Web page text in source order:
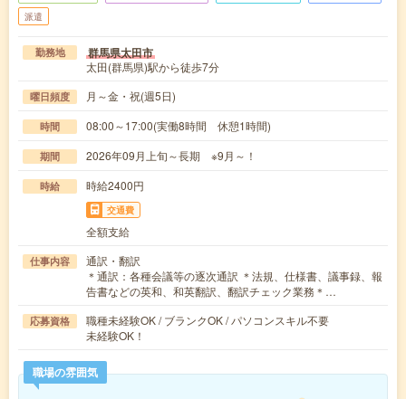
派遣
勤務地 群馬県太田市
太田(群馬県)駅から徒歩7分
曜日頻度 月～金・祝(週5日)
時間 08:00～17:00(実働8時間 休憩1時間)
期間 2026年09月上旬～長期 ※9月～！
時給 時給2400円
交通費
全額支給
仕事内容
通訳・翻訳
＊通訳：各種会議等の逐次通訳 ＊法規、仕様書、議事録、報
告書などの英和、和英翻訳、翻訳チェック業務＊…
応募資格
職種未経験OK / ブランクOK / パソコンスキル不要
未経験OK！
職場の雰囲気